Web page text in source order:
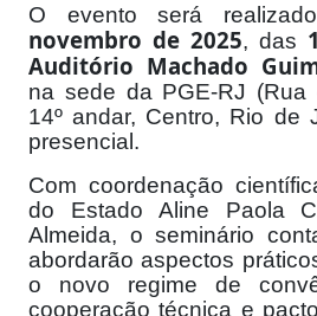
O evento será
novembro de 2025, das
Auditório Machado
na sede da PGE-RJ (Rua
14º andar, Centro, Rio de
presencial.
Com coordenação
do Estado Aline Paola
Almeida, o seminário
abordarão aspectos
o novo regime de
cooperação técnica e